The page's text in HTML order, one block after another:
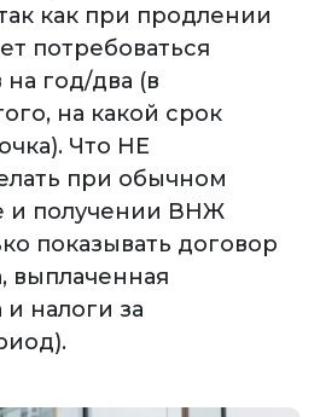
как при продлении
потребоваться
год/два (в
на какой срок
Что НЕ
при обычном
и получении ВНЖ
показывать договор
выплаченная
и налоги за